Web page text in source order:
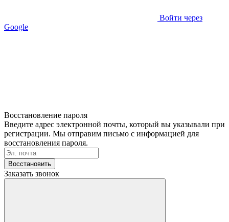
Войти через
Google
Восстановление пароля
Введите адрес электронной почты, который вы указывали при
регистрации. Мы отправим письмо с информацией для
восстановления пароля.
Восстановить
Заказать звонок